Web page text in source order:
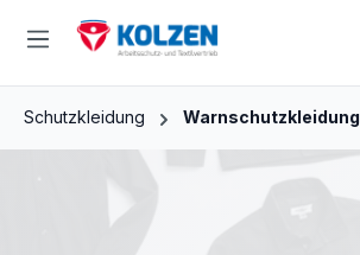
Zum Hauptinhalt springen
Schutzkleidung Warnschutzkleidung